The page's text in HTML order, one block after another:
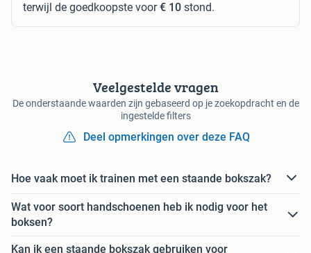
terwijl de goedkoopste voor€ 10 stond.
Veelgestelde vragen
De onderstaande waarden zijn gebaseerd op je zoekopdracht en de
ingestelde filters
Deel opmerkingen over deze FAQ
Hoe vaak moet ik trainen met een staande bokszak?
Wat voor soort handschoenen heb ik nodig voor het
boksen?
Kan ik een staande bokszak gebruiken voor